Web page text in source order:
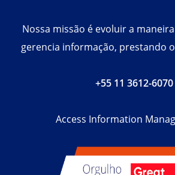
Nossa missão é evoluir a
gerencia informação, prestando
+55 11 3612-6070
Access Information